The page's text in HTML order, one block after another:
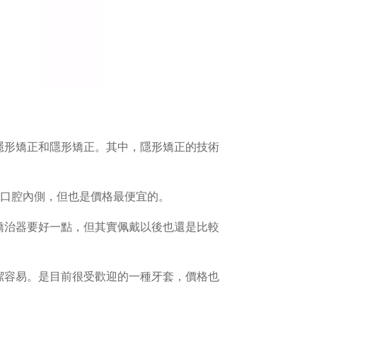
矯正和隱形矯正。其中，隱形矯正的技術
腔內側，但也是價格最便宜的。
器要好一點，但其實佩戴以後也還是比較
易。是目前很受歡迎的一種牙套，價格也